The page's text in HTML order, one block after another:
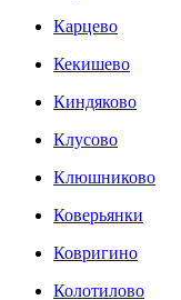
Карцево
Кекишево
Киндяково
Клусово
Клюшниково
Коверьянки
Ковригино
Колотилово